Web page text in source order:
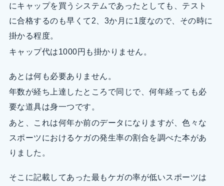
にキャップを買うシステムであったとしても、テスト
に合格するのも早くて2、3か月に1度なので、その時に
掛かる程度。
キャップ代は1000円も掛かりません。
あとは何も必要ありません。
年数が経ち上達したところで同じで、何年経っても必
要な道具は身一つです。
あと、これは何年か前のデータになりますが、色々な
スポーツにおけるケガの発生率の割合を調べた本があ
りました。
そこに記載してあった最もケガの率が低いスポーツは